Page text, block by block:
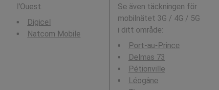
l'Ouest
Digicel
Natcom Mobile
Se även täckningen för
mobilnätet 3G / 4G / 5G
i ditt område:
Port-au-Prince
Delmas 73
Pétionville
Léogâne